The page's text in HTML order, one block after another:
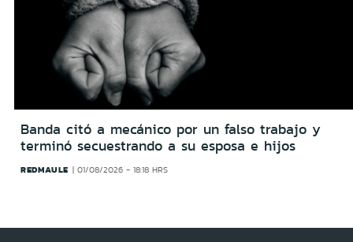
Banda citó a mecánico por un falso trabajo y
terminó secuestrando a su esposa e hijos
REDMAULE 01/08/2026 - 18:18 HRS